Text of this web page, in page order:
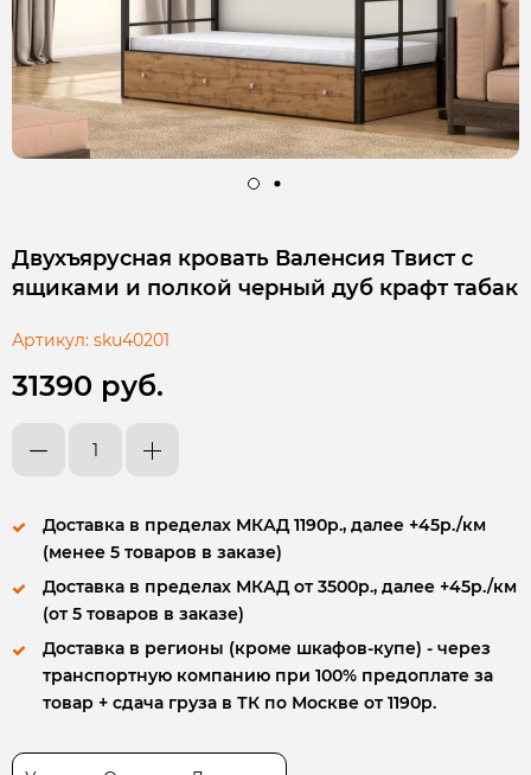
Двухъярусная кровать Валенсия Твист с
ящиками и полкой черный дуб крафт табак
Артикул: sku40201
31390 руб.
Доставка в пределах МКАД 1190р., далее +45р./км
(менее 5 товаров в заказе)
Доставка в пределах МКАД от 3500р., далее +45р./км
(от 5 товаров в заказе)
Доставка в регионы (кроме шкафов-купе) - через
транспортную компанию при 100% предоплате за
товар + сдача груза в ТК по Москве от 1190р.